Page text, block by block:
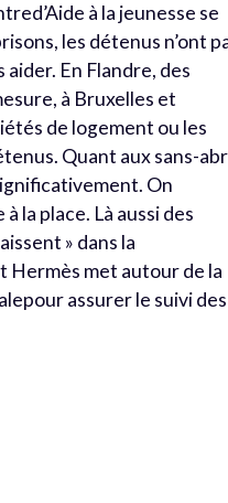
à la jeunesse se
les détenus n’ont
En Flandre, des
à Bruxelles et
de logement ou les
Quant aux sans-
On
la place. Là aussi des
» dans la
Hermès met autour de la
assurer le suivi des